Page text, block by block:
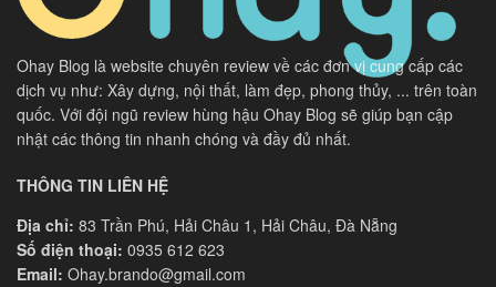
Ohay Blog là website chuyên review về các đơn vị cung cấp các
dịch vụ như: Xây dựng, nội thất, làm đẹp, phong thủy, ... trên toàn
quốc. Với đội ngũ review hùng hậu Ohay Blog sẽ giúp bạn cập
nhật các thông tin nhanh chóng và đầy đủ nhất.
THÔNG TIN LIÊN HỆ
Địa chỉ: 83 Trần Phú, Hải Châu 1, Hải Châu, Đà Nẵng
Số điện thoại: 0935 612 623
Email: Ohay.brando@gmail.com